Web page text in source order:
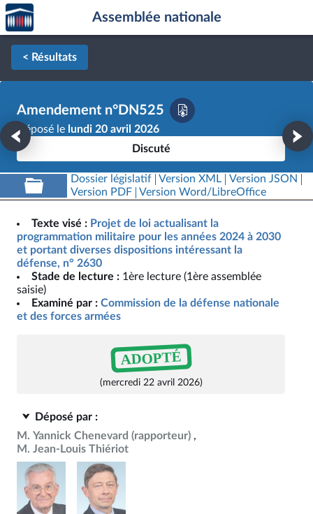
Aller au contenu
Aller en bas de la page
Accèder
à la
page
d'accueil
Assemblée nationale
< Résultats
Amendement n°DN525
Déposé le lundi 20 avril 2026
Discuté
Dossier législatif Version XML
Version JSON
Version PDF
Version Word/LibreOffice
Texte visé : Projet de loi actualisant la
programmation militaire pour les années 2024 à 2030
et portant diverses dispositions intéressant la
défense, n° 2630
Stade de lecture : 1ère lecture (1ère assemblée
saisie)
Examiné par : Commission de la défense nationale
et des forces armées
ADOPTÉ
(mercredi 22 avril 2026)
Déposé par :
M. Yannick Chenevard (rapporteur)
M. Jean-Louis Thiériot